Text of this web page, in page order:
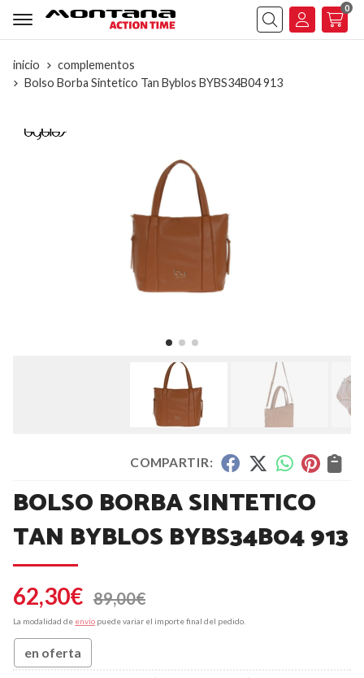
Buscar
0
inicio
complementos
Bolso Borba Sintetico Tan Byblos BYBS34B04 913
COMPARTIR:
BOLSO BORBA SINTETICO
TAN BYBLOS BYBS34B04 913
62,30€ 89,00€
La modalidad de envío puede variar el importe final del pedido.
en oferta